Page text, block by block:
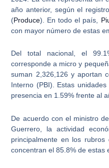
año anterior, según el
(Produce). En todo el país,
con mayor número de estas
Del total nacional, el
corresponde a micro y
suman 2,326,126 y aportan
Interno (PBI). Estas
presencia en 1.59% frente al
De acuerdo con el ministro
Guerrero, la actividad
principalmente en los rubros
concentran el 85.8% de estas